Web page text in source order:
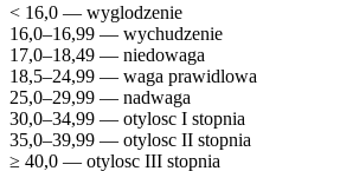
< 16,0 — wyglodzenie
16,0–16,99 — wychudzenie
17,0–18,49 — niedowaga
18,5–24,99 — waga prawidlowa
25,0–29,99 — nadwaga
30,0–34,99 — otylosc I stopnia
35,0–39,99 — otylosc II stopnia
≥ 40,0 — otylosc III stopnia